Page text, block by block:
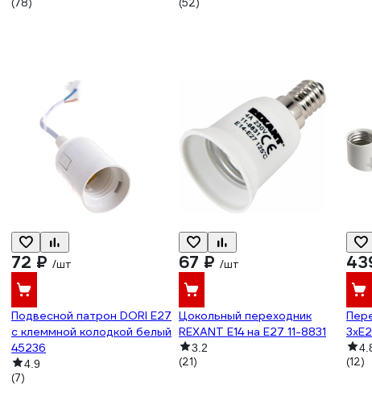
(78) (52)
72 ₽ /шт
Подвесной патрон DORI Е27
с клеммной колодкой белый
45236
4.9
(7)
67 ₽ /шт
Цокольный переходник
REXANT Е14 на Е27 11-8831
3.2
(21) (12)